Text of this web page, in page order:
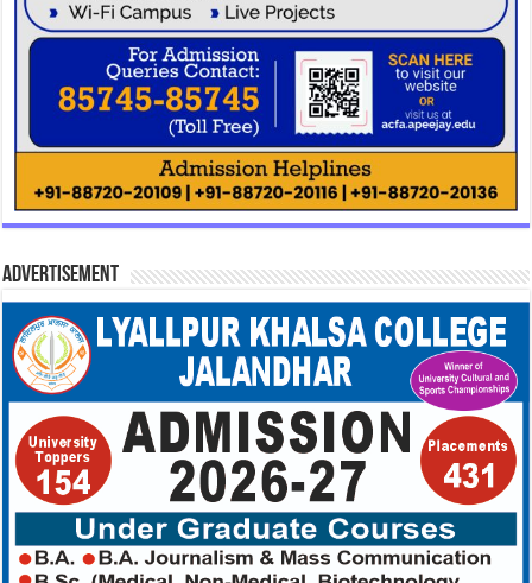
Advertisement